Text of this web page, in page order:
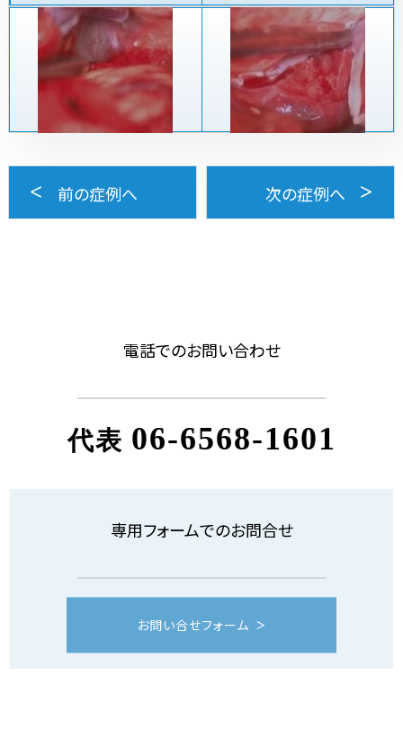
前の症例へ 次の症例へ
電話でのお問い合わせ
代表 06-6568-1601
専用フォームでのお問合せ
お問い合せフォーム